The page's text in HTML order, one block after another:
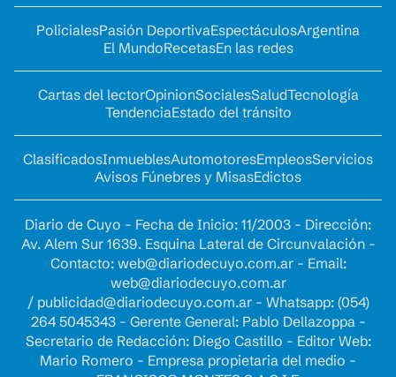
PolicialesPasión DeportivaEspectáculosArgentina
El MundoRecetasEn las redes
Cartas del lectorOpinionSocialesSaludTecnología
TendenciaEstado del tránsito
ClasificadosInmueblesAutomotoresEmpleosServicios
Avisos Fúnebres y MisasEdictos
Diario de Cuyo - Fecha de Inicio: 11/2003 - Dirección:
Av. Alem Sur 1639. Esquina Lateral de Circunvalación -
Contacto: web@diariodecuyo.com.ar- Email:
web@diariodecuyo.com.ar
/ publicidad@diariodecuyo.com.ar- Whatsapp: (054)
264 5045343 - Gerente General: Pablo Dellazoppa -
Secretario de Redacción: Diego Castillo - Editor Web:
Mario Romero - Empresa propietaria del medio -